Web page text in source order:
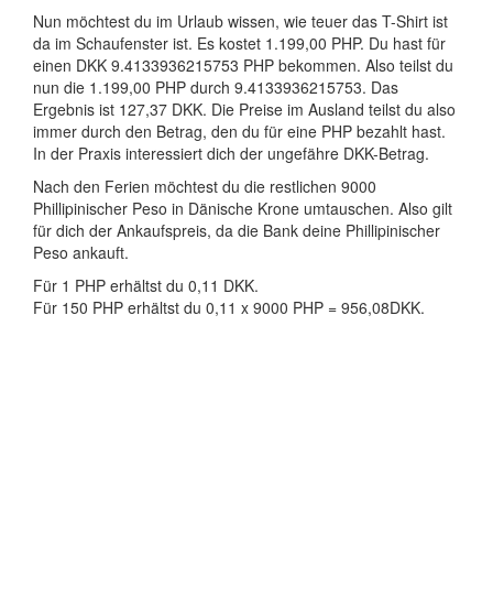
Nun möchtest du im Urlaub wissen, wie teuer das T-Shirt ist
da im Schaufenster ist. Es kostet 1.199,00 PHP. Du hast für
einen DKK 9.4133936215753 PHP bekommen. Also teilst du
nun die 1.199,00 PHP durch 9.4133936215753. Das
Ergebnis ist 127,37 DKK. Die Preise im Ausland teilst du also
immer durch den Betrag, den du für eine PHP bezahlt hast.
In der Praxis interessiert dich der ungefähre DKK-Betrag.
Nach den Ferien möchtest du die restlichen 9000
Phillipinischer Peso in Dänische Krone umtauschen. Also gilt
für dich der Ankaufspreis, da die Bank deine Phillipinischer
Peso ankauft.
Für 1 PHP erhältst du 0,11 DKK.
Für 150 PHP erhältst du 0,11 x 9000 PHP = 956,08DKK.